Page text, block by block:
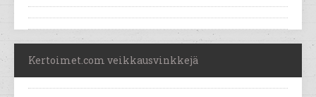
Kertoimet.com veikkausvinkkejä